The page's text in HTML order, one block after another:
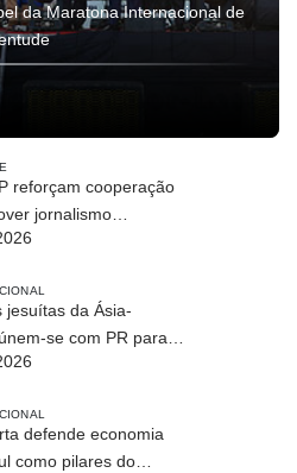
da Maratona Internacional de
reforçam cooperação
jornalismo
Timor-Leste
jesuítas da Ásia-
se com PR para
de paz no país
defende economia
como pilares do